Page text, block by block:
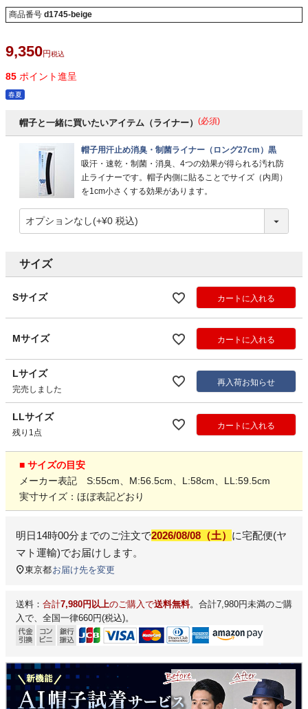
商品番号 d1745-beige
9,350 税込
85 ポイント進呈
春夏
帽子と一緒に買いたいアイテム（ライナー） (必須)
帽子用汗止め消臭・制菌ライナー（ロング27cm）黒
吸汗・速乾・制菌・消臭、4つの効果が得られる汚れ防
止ライナーです。帽子内側に貼ることでサイズ（内周）
を1cm小さくする効果があります。
サイズ
Sサイズ カートに入れる
Mサイズ カートに入れる
Lサイズ
完売しました
再入荷お知らせ
LLサイズ
残り1点
カートに入れる
■ サイズの目安
メーカー表記 S:55cm、M:56.5cm、L:58cm、LL:59.5cm
実寸サイズ：ほぼ表記どおり
明日14時00分 までのご注文で2026/08/08（土） に宅配便(ヤ
マト運輸)でお届けします。
東京都お届け先を変更
送料： 合計7,980円以上のご購入で送料無料。合計7,980円未満のご購
入で、全国一律660円(税込)。